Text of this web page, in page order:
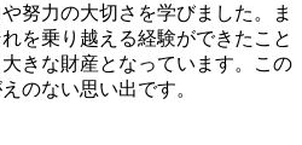
努力の大切さを学びました。ま
を乗り越える経験ができたこと
きな財産となっています。この
のない思い出です。